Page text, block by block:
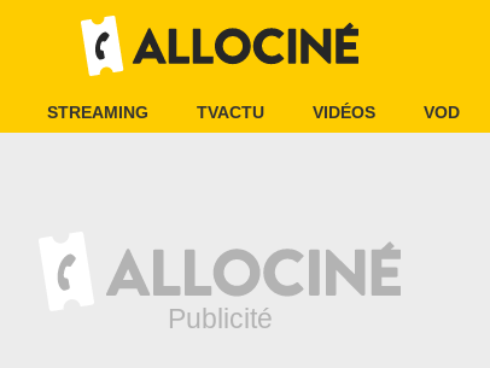
STREAMING TVACTU VIDÉOS VOD